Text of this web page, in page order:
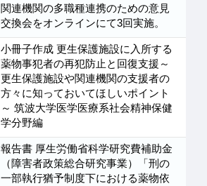
関連機関の多職種連携のための意見
交換会をオンラインにて3回実施。
小冊子作成 更生保護施設に入所する
薬物事犯者の再犯防止と回復支援～
更生保護施設や関連機関の支援者の
方々に知っておいてほしいポイント
～ 筑波大学医学医療系社会精神保健
学分野編
報告書 厚生労働省科学研究費補助金
（障害者政策総合研究事業）「刑の
一部執行猶予制度下における薬物依